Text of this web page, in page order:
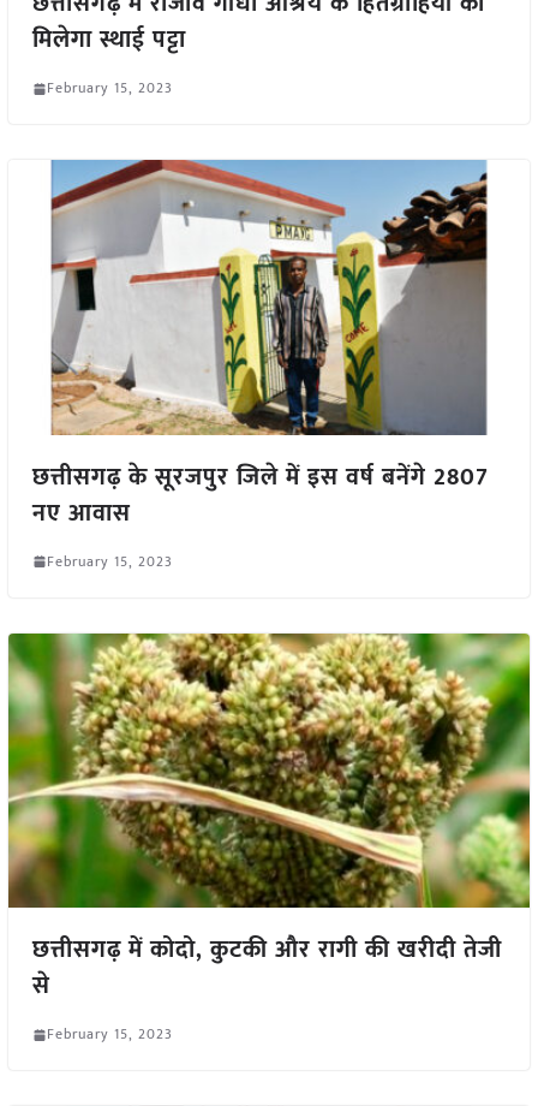
मिलेगा स्थाई पट्टा
February 15, 2023
छत्तीसगढ़ के सूरजपुर जिले में इस वर्ष बनेंगे 2807
नए आवास
February 15, 2023
छत्तीसगढ़ में कोदो, कुटकी और रागी की खरीदी तेजी
से
February 15, 2023